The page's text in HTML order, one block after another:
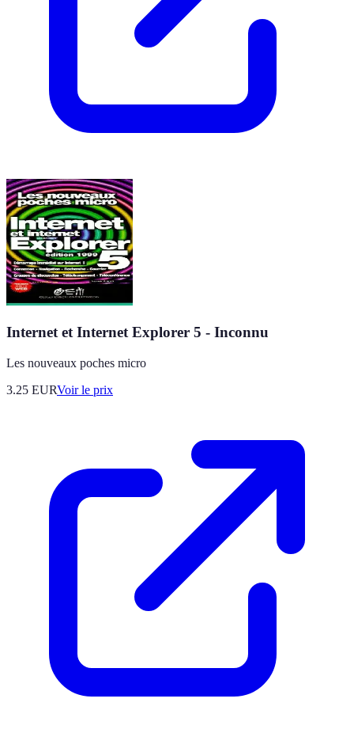
Internet et Internet Explorer 5 - Inconnu
Les nouveaux poches micro
3.25 EURVoir le prix